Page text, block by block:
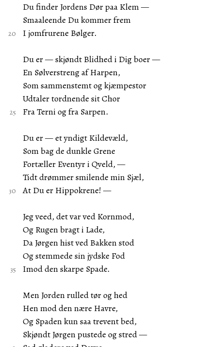
Du finder Jordens Dør paa Klem —
Smaaleende Du kommer frem
I jomfrurene Bølger.
Du er — skjøndt Blidhed i Dig boer —
En Sølverstreng af Harpen,
Som sammenstemt og kjæmpestor
Udtaler tordnende sit Chor
Fra Terni og fra Sarpen.
Du er — et yndigt Kildevæld,
Som bag de dunkle Grene
Fortæller Eventyr i Qveld, —
Tidt drømmer smilende min Sjæl,
At Du er Hippokrene! —
Jeg veed, det var ved Kornmod,
Og Rugen bragt i Lade,
Da Jørgen hist ved Bakken stod
Og stemmede sin jydske Fod
Imod den skarpe Spade.
Men Jorden rulled tør og hed
Hen mod den nære Havre,
Og Spaden kun saa trevent bed,
Skjøndt Jørgen pustede og stred —